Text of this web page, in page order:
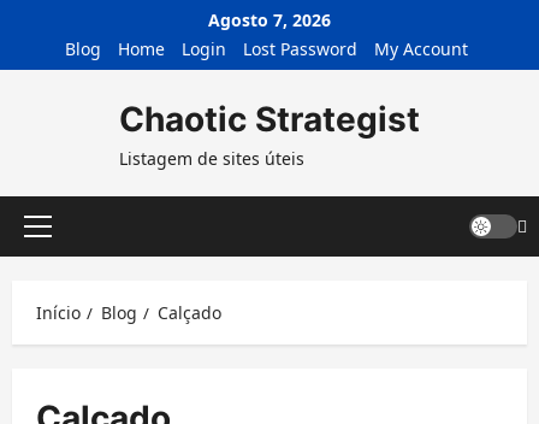
o
Agosto 7, 2026
Blog
Home Login Lost Password My Account
Chaotic Strategist
Listagem de sites úteis
Menu
Início Blog Calçado